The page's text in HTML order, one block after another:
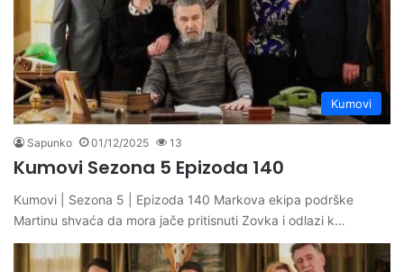
Kumovi
Sapunko 01/12/2025 13
Kumovi Sezona 5 Epizoda 140
Kumovi | Sezona 5 | Epizoda 140 Markova ekipa podrške
Martinu shvaća da mora jače pritisnuti Zovka i odlazi k…